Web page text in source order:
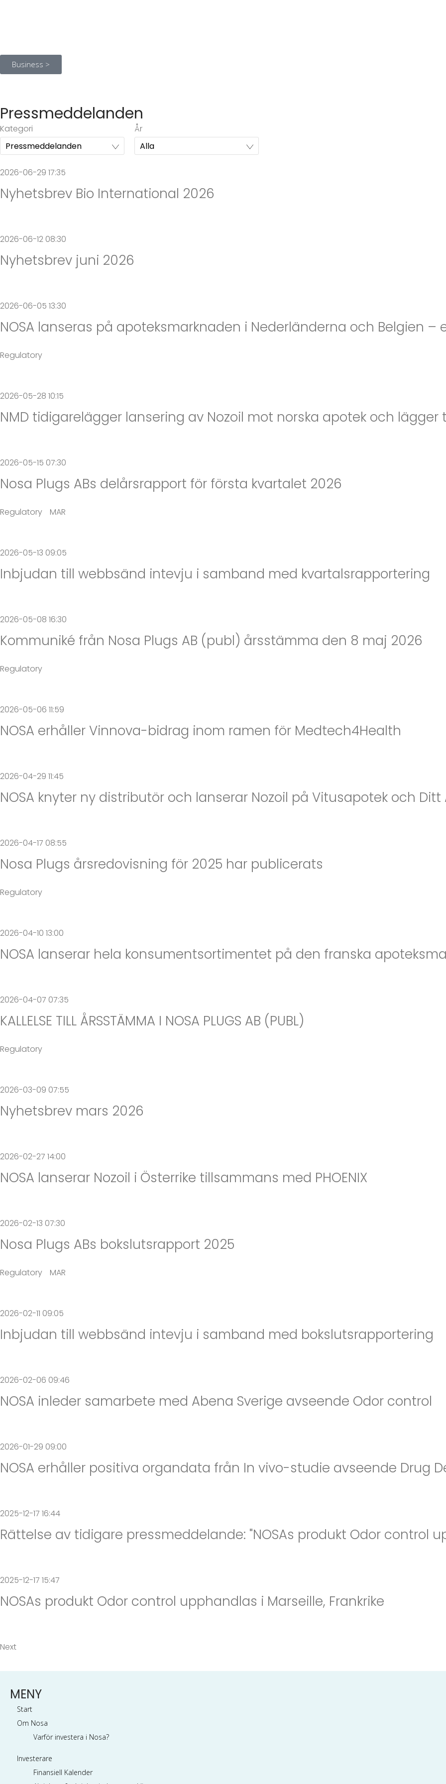
Business >
Pressmeddelanden
Kategori År
2026-06-29 17:35
Nyhetsbrev Bio International 2026
2026-06-12 08:30
Nyhetsbrev juni 2026
2026-06-05 13:30
NOSA lanseras på apoteksmarknaden i Nederländerna och Belgien –
Regulatory
2026-05-28 10:15
NMD tidigarelägger lansering av Nozoil mot norska apotek och lägger
2026-05-15 07:30
Nosa Plugs ABs delårsrapport för första kvartalet 2026
Regulatory MAR
2026-05-13 09:05
Inbjudan till webbsänd intevju i samband med kvartalsrapportering
2026-05-08 16:30
Kommuniké från Nosa Plugs AB (publ) årsstämma den 8 maj 2026
Regulatory
2026-05-06 11:59
NOSA erhåller Vinnova-bidrag inom ramen för Medtech4Health
2026-04-29 11:45
NOSA knyter ny distributör och lanserar Nozoil på Vitusapotek och Ditt
2026-04-17 08:55
Nosa Plugs årsredovisning för 2025 har publicerats
Regulatory
2026-04-10 13:00
NOSA lanserar hela konsumentsortimentet på den franska
2026-04-07 07:35
KALLELSE TILL ÅRSSTÄMMA I NOSA PLUGS AB (PUBL)
Regulatory
2026-03-09 07:55
Nyhetsbrev mars 2026
2026-02-27 14:00
NOSA lanserar Nozoil i Österrike tillsammans med PHOENIX
2026-02-13 07:30
Nosa Plugs ABs bokslutsrapport 2025
Regulatory MAR
2026-02-11 09:05
Inbjudan till webbsänd intevju i samband med bokslutsrapportering
2026-02-06 09:46
NOSA inleder samarbete med Abena Sverige avseende Odor control
2026-01-29 09:00
NOSA erhåller positiva organdata från In vivo-studie avseende Drug
2025-12-17 16:44
Rättelse av tidigare pressmeddelande: "NOSAs produkt Odor control
2025-12-17 15:47
NOSAs produkt Odor control upphandlas i Marseille, Frankrike
Next
MENY
Start
Om Nosa
Varför investera i Nosa?
Investerare
Finansiell Kalender